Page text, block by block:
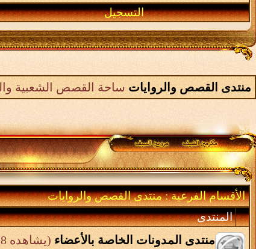
التسجيل
منتدى القصص والروايات ساحة القصص الشعبية
الأقسام الفرعية: منتدى القصص والروايات
المنتدى
منتدى المدونات الخاصة بالأعضاء (يشاهده 28 زائر)